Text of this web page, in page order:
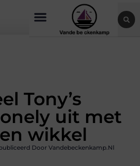
Tony’s
uit met
wikkel
Door Vandebeckenkamp.nl